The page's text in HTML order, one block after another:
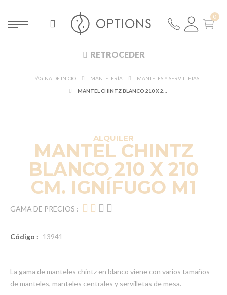
RETROCEDER
PÁGINA DE INICIO MANTELERÍA
MANTELES Y SERVILLETAS
ALQUILER
MANTEL CHINTZ
BLANCO 210 X 210
CM. IGNÍFUGO M1
GAMA DE PRECIOS :
Código : 13941
La gama de manteles chintz en blanco viene con varios tamaños
de manteles, manteles centrales y servilletas de mesa.